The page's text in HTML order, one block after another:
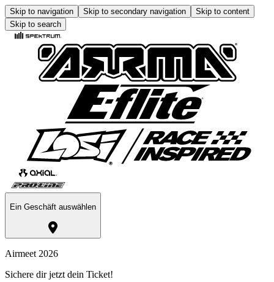
Skip to navigation Skip to secondary navigation
Skip to content
Skip to search
Ein Geschäft auswählen
Airmeet 2026
Sichere dir jetzt dein Ticket!